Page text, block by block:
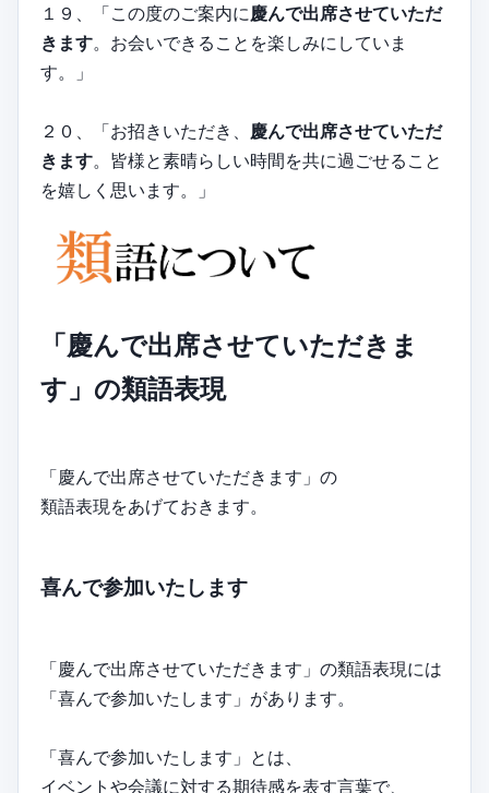
１９、「この度のご案内に 慶んで出席させていただ
きます。お会いできることを楽しみにしていま
す。」
２０、「お招きいただき、 慶んで出席させていただ
きます。皆様と素晴らしい時間を共に過ごせること
を嬉しく思います。」
「慶んで出席させていただきま
す」の類語表現
「慶んで出席させていただきます」の
類語表現をあげておきます。
喜んで参加いたします
「慶んで出席させていただきます」の類語表現には
「喜んで参加いたします」があります。
「喜んで参加いたします」とは、
イベントや会議に対する期待感を表す言葉で、